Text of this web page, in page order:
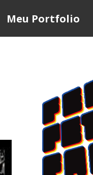
Meu Portfolio